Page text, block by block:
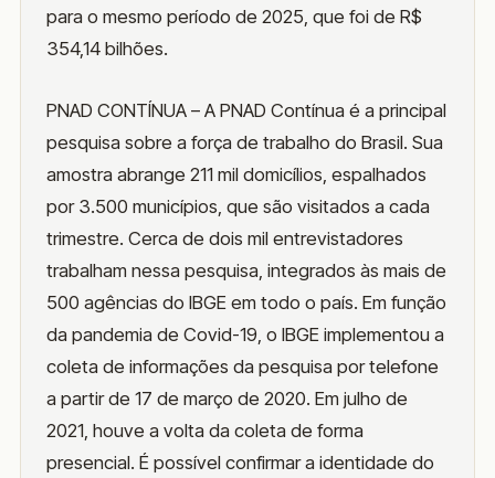
para o mesmo período de 2025, que foi de R$
354,14 bilhões.
PNAD CONTÍNUA – A PNAD Contínua é a principal
pesquisa sobre a força de trabalho do Brasil. Sua
amostra abrange 211 mil domicílios, espalhados
por 3.500 municípios, que são visitados a cada
trimestre. Cerca de dois mil entrevistadores
trabalham nessa pesquisa, integrados às mais de
500 agências do IBGE em todo o país. Em função
da pandemia de Covid-19, o IBGE implementou a
coleta de informações da pesquisa por telefone
a partir de 17 de março de 2020. Em julho de
2021, houve a volta da coleta de forma
presencial. É possível confirmar a identidade do